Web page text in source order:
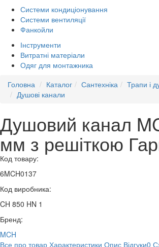
Системи кондиціонування
Системи вентиляції
Фанкойли
Інструменти
Витратні матеріали
Одяг для монтажника
Головна
Каталог Сантехніка
Трапи і
Душові канали
Душовий канал
мм з решіткою
Код товару:
6MCH0137
Код виробника:
CH 850 HN 1
Бренд:
MCH
Все про товар Характеристики Опис Відгуки0